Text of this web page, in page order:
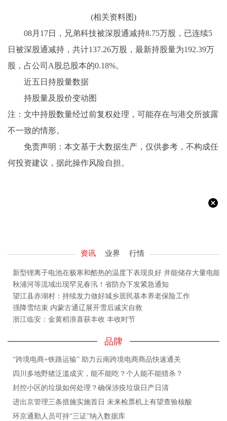
(相关资料图)
08月17日，兄弟科技被深股通减持8.75万股，已连续5
日被深股通减持，共计137.26万股，最新持股量为192.39万
股，占公司A股总股本的0.18%。
近五日持股量数据
持股量及股价变动图
注：文中持股数量经过前复权处理，可能存在与港交所披露
不一致的情形。
免责声明：本文基于大数据生产，仅供参考，不构成任
何投资建议，据此操作风险自担。
资讯 业界 行情
新型锂离子电池在极寒和酷热的温度下表现良好 并能储存大量电能
秋浦河等流域出现罕见春汛！省防办下发紧急通知
望江县赤湖村：持续发力做好城乡居民基本养老保险工作
强降雪结束 内蒙古通辽展开雪后减灾自救
浙江临安：金黄稻浪喜获丰收 丰收时节
品牌
“跨境电商+铁路运输” 助力云南跨境电商商品快速通关
四川多地野猪泛滥成灾，能不能吃？个人能不能猎杀？
封控小区的垃圾如何处理？确保涉疫垃圾日产日清
进出京管理三条措施实施首日 未来检票机上有望查验核酸
环京通勤人员可持“三证”纳入数据库